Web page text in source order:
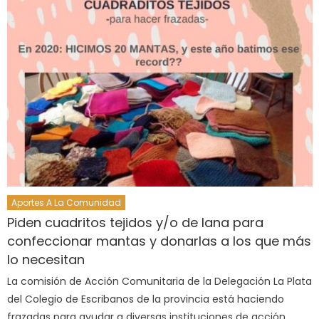
Aportes A La Comunidad
Piden cuadritos tejidos y/o de lana para
confeccionar mantas y donarlas a los que más
lo necesitan
La comisión de Acción Comunitaria de la Delegación La Plata
del Colegio de Escribanos de la provincia está haciendo